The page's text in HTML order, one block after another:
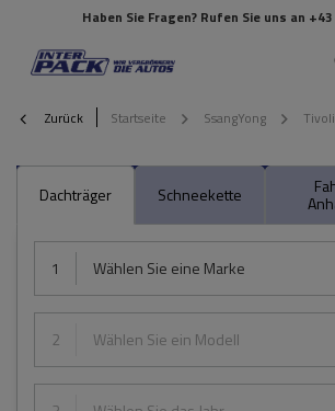
Haben Sie Fragen? Rufen Sie uns an
Zurück Startseite SsangYong
Dachträger Schneekette
1 Wählen Sie eine Marke
2 Wählen Sie ein Modell